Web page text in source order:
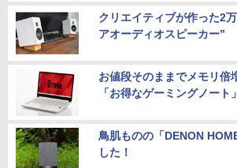
クリエイティブが作った2
アオーディオスピーカー”
お値段そのままでメモリ倍
「お得なゲーミングノート」
鳥肌ものの「DENON
した！